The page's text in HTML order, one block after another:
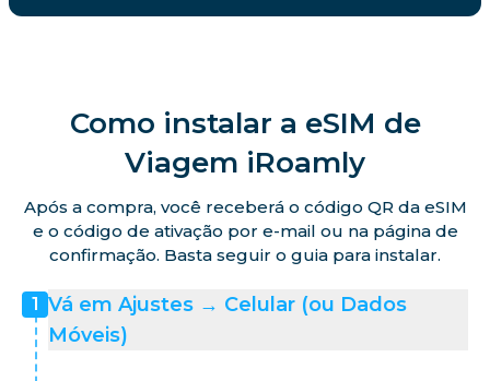
Como instalar a eSIM de
Viagem iRoamly
Após a compra, você receberá o código QR da eSIM
e o código de ativação por e-mail ou na página de
confirmação. Basta seguir o guia para instalar.
1 Vá em Ajustes → Celular (ou Dados
Móveis)